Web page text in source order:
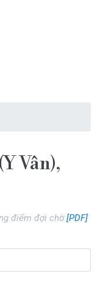
Vân),
điểm đợi chờ[PDF]